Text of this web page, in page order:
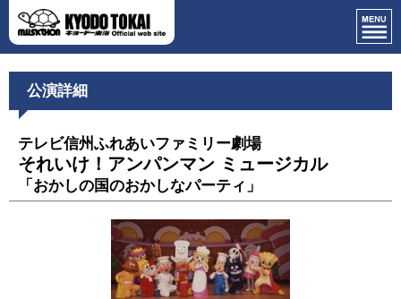
公演詳細
テレビ信州ふれあいファミリー劇場
それいけ！アンパンマン ミュージカル
「おかしの国のおかしなパーティ」